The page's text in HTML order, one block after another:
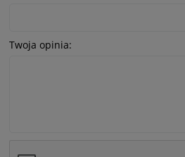
Twoja opinia: